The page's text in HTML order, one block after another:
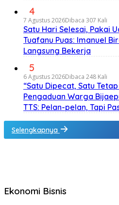
4
7 Agustus 2026Dibaca 307 Kali
Satu Hari Selesai, Pakai
Tuafanu Puas: Imanuel
Langsung Bekerja
5
6 Agustus 2026Dibaca 248 Kali
“Satu Dipecat, Satu
Pengaduan Warga
TTS: Pelan-pelan, Tapi
Selengkapnya
Ekonomi Bisnis